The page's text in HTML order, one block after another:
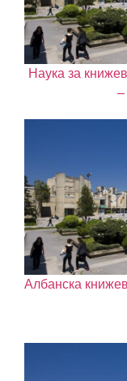
Наука за
–
Албанска